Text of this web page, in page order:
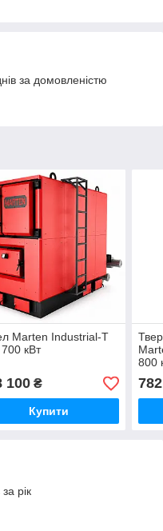
за домовленістю
Marten Industrial-Т
кВт
100₴
Купити
800
рік